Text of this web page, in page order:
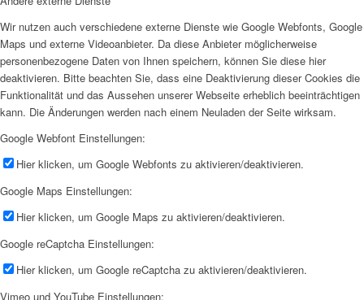
Wir nutzen auch verschiedene externe Dienste wie Google Webfonts, Google
Maps und externe Videoanbieter. Da diese Anbieter möglicherweise
personenbezogene Daten von Ihnen speichern, können Sie diese hier
deaktivieren. Bitte beachten Sie, dass eine Deaktivierung dieser Cookies die
Funktionalität und das Aussehen unserer Webseite erheblich beeinträchtigen
kann. Die Änderungen werden nach einem Neuladen der Seite wirksam.
Google Webfont Einstellungen:
Hier klicken, um Google Webfonts zu aktivieren/deaktivieren.
Google Maps Einstellungen:
Hier klicken, um Google Maps zu aktivieren/deaktivieren.
Google reCaptcha Einstellungen:
Hier klicken, um Google reCaptcha zu aktivieren/deaktivieren.
Vimeo und YouTube Einstellungen: